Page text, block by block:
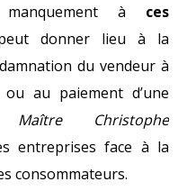
à ces
donner lieu à la
du vendeur à
au paiement d’une
Christophe
entreprises face à la
consommateurs.